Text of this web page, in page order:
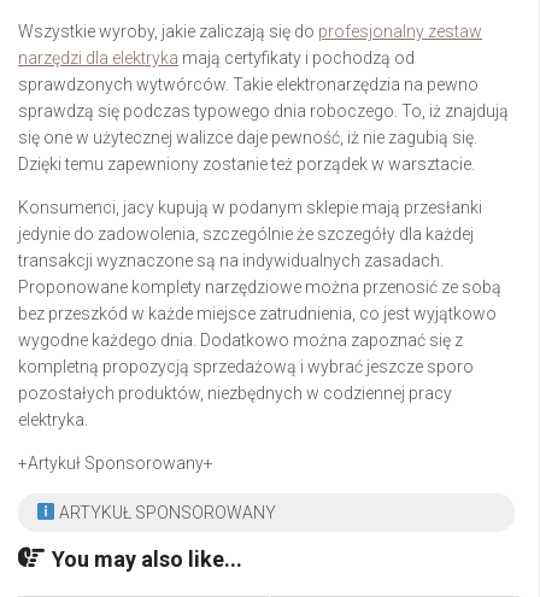
Wszystkie wyroby, jakie zaliczają się do profesjonalny zestaw
narzędzi dla elektryka mają certyfikaty i pochodzą od
sprawdzonych wytwórców. Takie elektronarzędzia na pewno
sprawdzą się podczas typowego dnia roboczego. To, iż znajdują
się one w użytecznej walizce daje pewność, iż nie zagubią się.
Dzięki temu zapewniony zostanie też porządek w warsztacie.
Konsumenci, jacy kupują w podanym sklepie mają przesłanki
jedynie do zadowolenia, szczególnie że szczegóły dla każdej
transakcji wyznaczone są na indywidualnych zasadach.
Proponowane komplety narzędziowe można przenosić ze sobą
bez przeszkód w każde miejsce zatrudnienia, co jest wyjątkowo
wygodne każdego dnia. Dodatkowo można zapoznać się z
kompletną propozycją sprzedażową i wybrać jeszcze sporo
pozostałych produktów, niezbędnych w codziennej pracy
elektryka.
+Artykuł Sponsorowany+
ARTYKUŁ SPONSOROWANY
You may also like...